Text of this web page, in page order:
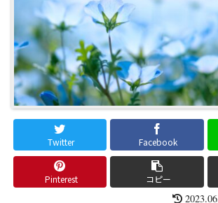
Twitter Facebook
Pinterest コピー